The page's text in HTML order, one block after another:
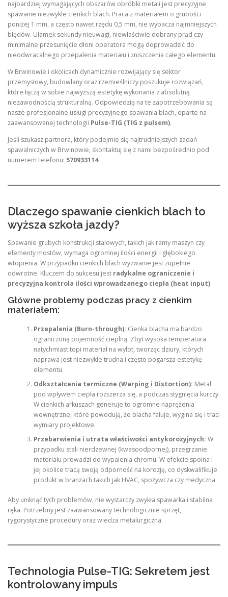
najbardziej wymagających obszarów obróbki metali jest precyzyjne
spawanie niezwykle cienkich blach. Praca z materiałem o grubości
poniżej 1 mm, a często nawet rzędu 0,5 mm, nie wybacza najmniejszych
błędów. Ułamek sekundy nieuwagi, niewłaściwie dobrany prąd czy
minimalne przesunięcie dłoni operatora mogą doprowadzić do
nieodwracalnego przepalenia materiału i zniszczenia całego elementu.
W Brwinowie i okolicach dynamicznie rozwijający się sektor
przemysłowy, budowlany oraz rzemieślniczy poszukuje rozwiązań,
które łączą w sobie najwyższą estetykę wykonania z absolutną
niezawodnością strukturalną. Odpowiedzią na te zapotrzebowania są
nasze profesjonalne usługi precyzyjnego spawania blach, oparte na
zaawansowanej technologii Pulse-TIG (TIG z pulsem).
Jeśli szukasz partnera, który podejmie się najtrudniejszych zadań
spawalniczych w Brwinowie, skontaktuj się z nami bezpośrednio pod
numerem telefonu: 570933114.
Dlaczego spawanie cienkich blach to
wyższa szkoła jazdy?
Spawanie grubych konstrukcji stalowych, takich jak ramy maszyn czy
elementy mostów, wymaga ogromnej ilości energii i głębokiego
wtopienia. W przypadku cienkich blach wyzwanie jest zupełnie
odwrotne. Kluczem do sukcesu jest radykalne ograniczenie i
precyzyjna kontrola ilości wprowadzanego ciepła (heat input).
Główne problemy podczas pracy z cienkim
materiałem:
Przepalenia (Burn-through): Cienka blacha ma bardzo
ograniczoną pojemność cieplną. Zbyt wysoka temperatura
natychmiast topi materiał na wylot, tworząc dziury, których
naprawa jest niezwykle trudna i często pogarsza estetykę
elementu.
Odkształcenia termiczne (Warping i Distortion): Metal
pod wpływem ciepła rozszerza się, a podczas stygnięcia kurczy.
W cienkich arkuszach generuje to ogromne naprężenia
wewnętrzne, które powodują, że blacha faluje, wygina się i traci
wymiary projektowe.
Przebarwienia i utrata właściwości antykorozyjnych: W
przypadku stali nierdzewnej (kwasoodpornej), przegrzanie
materiału prowadzi do wypalenia chromu. W efekcie spoina i
jej okolice tracą swoją odporność na korozję, co dyskwalifikuje
produkt w branżach takich jak HVAC, spożywcza czy medyczna.
Aby uniknąć tych problemów, nie wystarczy zwykła spawarka i stabilna
ręka. Potrzebny jest zaawansowany technologicznie sprzęt,
rygorystyczne procedury oraz wiedza metalurgiczna.
Technologia Pulse-TIG: Sekretem jest
kontrolowany impuls